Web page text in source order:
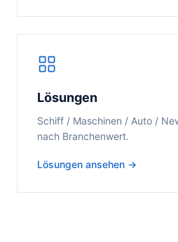
Lösungen
Schiff / Maschinen / Auto /
nach Branchenwert.
Lösungen ansehen →